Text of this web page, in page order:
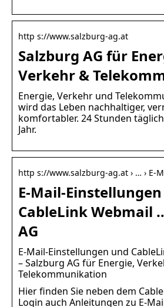
http s://www.salzburg-ag.at
Salzburg AG für
Verkehr &
Energie, Verkehr und
wird das Leben nachhaltiger,
komfortabler. 24 Stunden
Jahr.
http s://www.salzburg-ag.at › … › E-
E-Mail-
CableLink Webmail
AG
E-Mail-Einstellungen und
– Salzburg AG für Energie,
Telekommunikation
Hier finden Sie neben dem
Login auch Anleitungen zu E-